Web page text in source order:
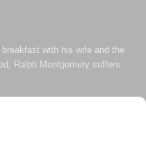
with his wife and the
Ralph Montgomery suffers a
to have trouble afterward. Later,
coc...